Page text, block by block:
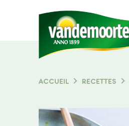
FIL
ACCUEIL RECETTES